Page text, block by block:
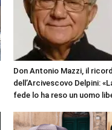
Don Antonio Mazzi, il
dell’Arcivescovo Delpini:
fede lo ha reso un uomo